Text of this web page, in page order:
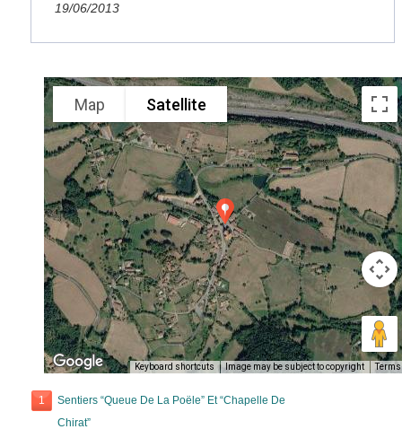
19/06/2013
Map Satellite
Keyboard shortcuts Image may be subject to copyright Terms
1
Sentiers “Queue De La Poële” Et “Chapelle De
Chirat”